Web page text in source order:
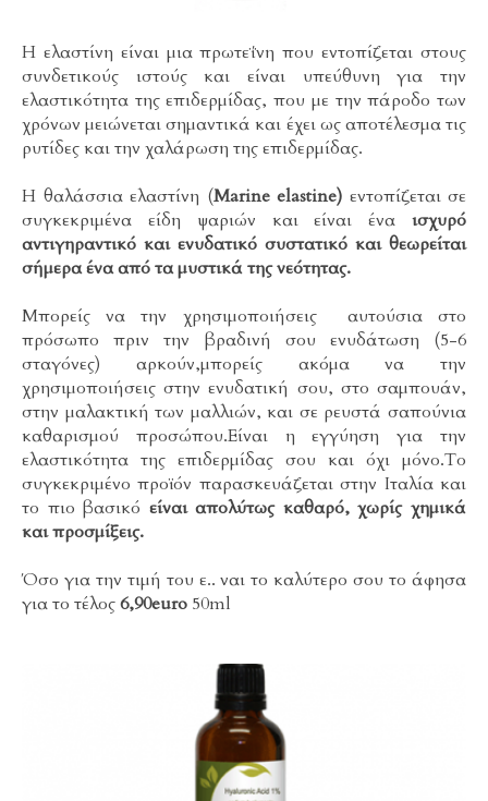
Η ελαστίνη είναι μια πρωτεΐνη που εντοπίζεται στους
συνδετικούς ιστούς και είναι υπεύθυνη για την
ελαστικότητα της επιδερμίδας, που με την πάροδο των
χρόνων μειώνεται σημαντικά και έχει ως αποτέλεσμα τις
ρυτίδες και την χαλάρωση της επιδερμίδας.
Η θαλάσσια ελαστίνη (Marine elastine) εντοπίζεται σε
συγκεκριμένα είδη ψαριών και είναι ένα ισχυρό
αντιγηραντικό και ενυδατικό συστατικό και θεωρείται
σήμερα ένα από τα μυστικά της νεότητας.
Μπορείς να την χρησιμοποιήσεις αυτούσια στο
πρόσωπο πριν την βραδινή σου ενυδάτωση (5-6
σταγόνες) αρκούν,μπορείς ακόμα να την
χρησιμοποιήσεις στην ενυδατική σου, στο σαμπουάν,
στην μαλακτική των μαλλιών, και σε ρευστά σαπούνια
καθαρισμού προσώπου.Είναι η εγγύηση για την
ελαστικότητα της επιδερμίδας σου και όχι μόνο.Το
συγκεκριμένο προϊόν παρασκευάζεται στην Ιταλία και
το πιο βασικό είναι απολύτως καθαρό, χωρίς χημικά
και προσμίξεις.
Όσο για την τιμή του ε.. ναι το καλύτερο σου το άφησα
για το τέλος6,90euro 50ml